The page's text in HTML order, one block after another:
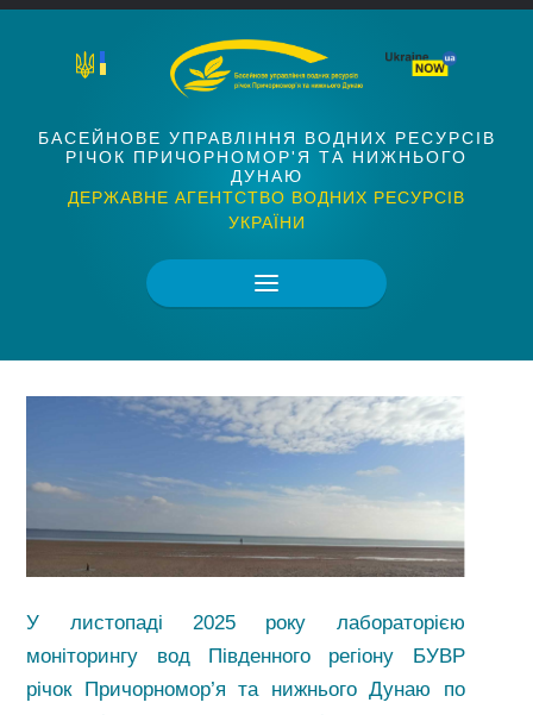
БАСЕЙНОВЕ УПРАВЛІННЯ ВОДНИХ РЕСУРСІВ
РІЧОК ПРИЧОРНОМОР'Я ТА НИЖНЬОГО
ДУНАЮ
ДЕРЖАВНЕ АГЕНТСТВО ВОДНИХ РЕСУРСІВ
УКРАЇНИ
У листопаді 2025 року лабораторією
моніторингу вод Південного регіону БУВР
річок Причорномор’я та нижнього Дунаю по